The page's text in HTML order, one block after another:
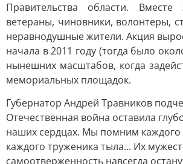
Правительства области. Вместе
ветераны, чиновники, волонтеры,
неравнодушные жители. Акция
начала в 2011 году (тогда было
нынешних масштабов, когда
мемориальных площадок.
Губернатор Андрей Травников
Отечественная война оставила
наших сердцах. Мы помним каждого
каждого труженика тыла... Их
самоотверженность навсегда